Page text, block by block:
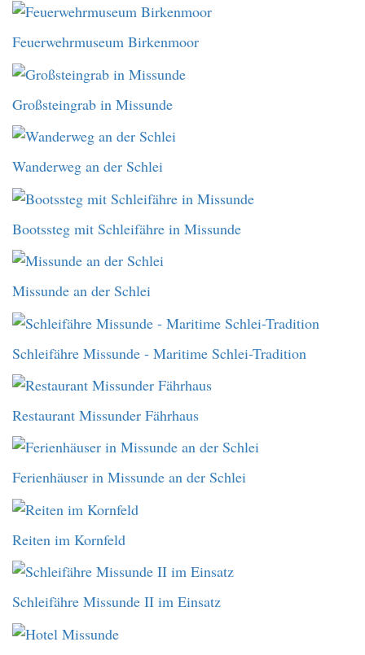
Feuerwehrmuseum Birkenmoor
Großsteingrab in Missunde
Wanderweg an der Schlei
Bootssteg mit Schleifähre in Missunde
Missunde an der Schlei
Schleifähre Missunde - Maritime Schlei-Tradition
Restaurant Missunder Fährhaus
Ferienhäuser in Missunde an der Schlei
Reiten im Kornfeld
Schleifähre Missunde II im Einsatz